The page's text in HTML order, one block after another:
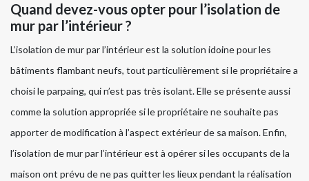
Quand devez-vous opter pour l’isolation de
mur par l’intérieur ?
L’isolation de mur par l’intérieur est la solution idoine pour les
bâtiments flambant neufs, tout particulièrement si le propriétaire a
choisi le parpaing, qui n’est pas très isolant. Elle se présente aussi
comme la solution appropriée si le propriétaire ne souhaite pas
apporter de modification à l’aspect extérieur de sa maison. Enfin,
l’isolation de mur par l’intérieur est à opérer si les occupants de la
maison ont prévu de ne pas quitter les lieux pendant la réalisation